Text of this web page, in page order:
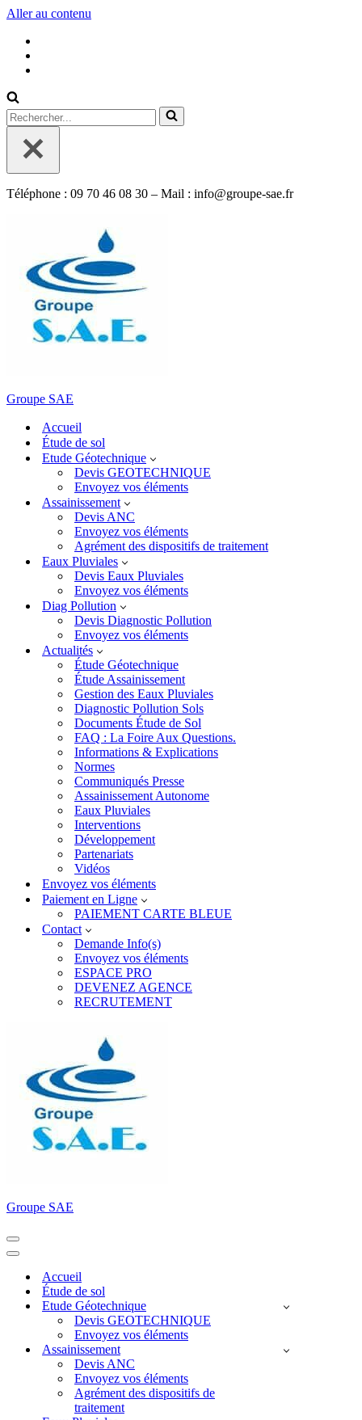
Aller au contenu
Rechercher...
Téléphone : 09 70 46 08 30 – Mail : info@groupe-sae.fr
Groupe SAE
Accueil
Étude de sol
Etude Géotechnique
Devis GEOTECHNIQUE
Envoyez vos éléments
Assainissement
Devis ANC
Envoyez vos éléments
Agrément des dispositifs de traitement
Eaux Pluviales
Devis Eaux Pluviales
Envoyez vos éléments
Diag Pollution
Devis Diagnostic Pollution
Envoyez vos éléments
Actualités
Étude Géotechnique
Étude Assainissement
Gestion des Eaux Pluviales
Diagnostic Pollution Sols
Documents Étude de Sol
FAQ : La Foire Aux Questions.
Informations & Explications
Normes
Communiqués Presse
Assainissement Autonome
Eaux Pluviales
Interventions
Développement
Partenariats
Vidéos
Envoyez vos éléments
Paiement en Ligne
PAIEMENT CARTE BLEUE
Contact
Demande Info(s)
Envoyez vos éléments
ESPACE PRO
DEVENEZ AGENCE
RECRUTEMENT
Groupe SAE
Menu
de
Menu
navigationAccueil
Étude de sol
Etude Géotechnique
Devis GEOTECHNIQUE
Envoyez vos éléments
Assainissement
Devis ANC
Envoyez vos éléments
Agrément des dispositifs de
traitement